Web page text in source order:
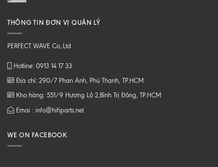
THÔNG TIN ĐƠN VỊ QUẢN LÝ
PERFECT WAVE Co,.Ltd
Hotline: 0913 14 17 33
Địa chỉ: 290/7 Phan Anh, Phú Thạnh, TP.HCM
Kho hàng: 551/9 Hương Lộ 2,Bình Trị Đông, TP.HCM
Emai : info@hifiparts.net
WE ON FACEBOOK